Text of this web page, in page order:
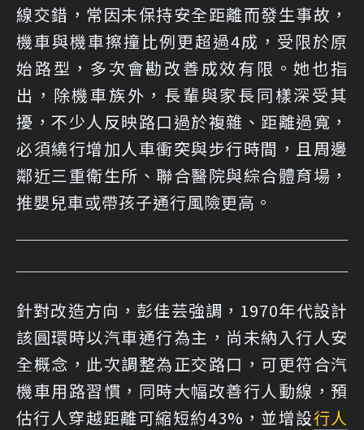
線交錯，常因未保持安全距離而發生事故，
機車與機車擦撞比例更超過4成，受限於原
始路型，多次會勘改善成效有限。她也指
出，除機車族外，長輩與家長同樣深受其
擾，不少人反映路口過於複雜、距離過寬，
必須繞行增加人車衝突與步行時間，且周邊
鄰近三重衛生所、聯合醫院與綜合體育場，
推嬰兒車或帶孩子通行風險更高。
針對改造方向，彭佳芸強調，1970年代設計
該圓環時以汽車通行為主，尚未納入行人安
全概念，此次調整為正交路口，可更符合汽
機車用路習慣，同時大幅改善行人動線，預
估行人穿越距離可縮短約43%，並增設行人